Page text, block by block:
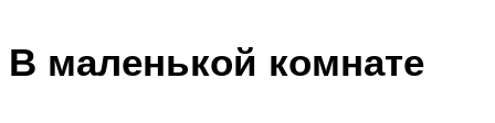
В маленькой комнате